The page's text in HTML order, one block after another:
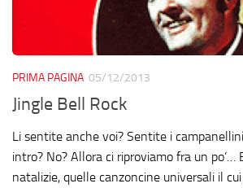
PRIMA PAGINA 05/12/2013
Jingle Bell Rock
Li sentite anche voi? Sentite i
intro? No? Allora ci riproviamo fra un po’…
natalizie, quelle canzoncine universali il